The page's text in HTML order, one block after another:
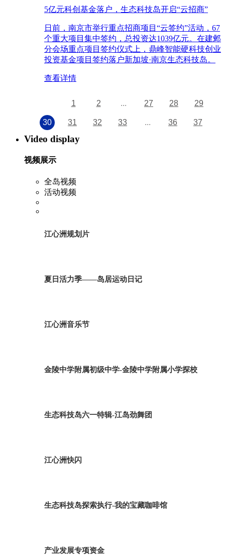
5亿元科创基金落户，生态科技岛开启“云招商”
日前，南京市举行重点招商项目“云签约”活动，67
个重大项目集中签约，总投资达1039亿元。在建邺
分会场重点项目签约仪式上，鼎峰智能硬科技创业
投资基金项目签约落户新加坡·南京生态科技岛。
查看详情
1 2 ... 27 28 29
30 31 32 33 ... 36 37
Video display
视频展示
全岛视频
活动视频
江心洲规划片
夏日活力季——岛居运动日记
江心洲音乐节
金陵中学附属初级中学-金陵中学附属小学探校
生态科技岛六一特辑-江岛劲舞团
江心洲快闪
生态科技岛探索执行-我的宝藏咖啡馆
产业发展专项资金